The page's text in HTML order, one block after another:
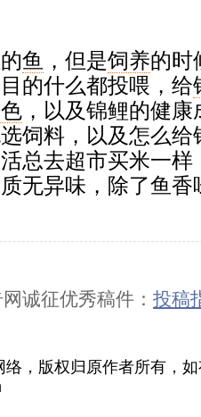
鱼 ，但是饲养的时
的什么都投喂，给
，以及锦鲤的健
饲料，以及怎么给
总去超市买米一
无异味，除了鱼
诚征优秀稿件： 投稿
，版权归原作者所有，